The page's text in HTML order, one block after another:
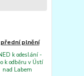
plnění
k odeslání -
k odběru v Ústí
nad Labem